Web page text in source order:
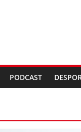
PODCAST